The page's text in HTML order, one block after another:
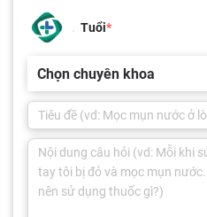
Tuổi
Chọn chuyên khoa